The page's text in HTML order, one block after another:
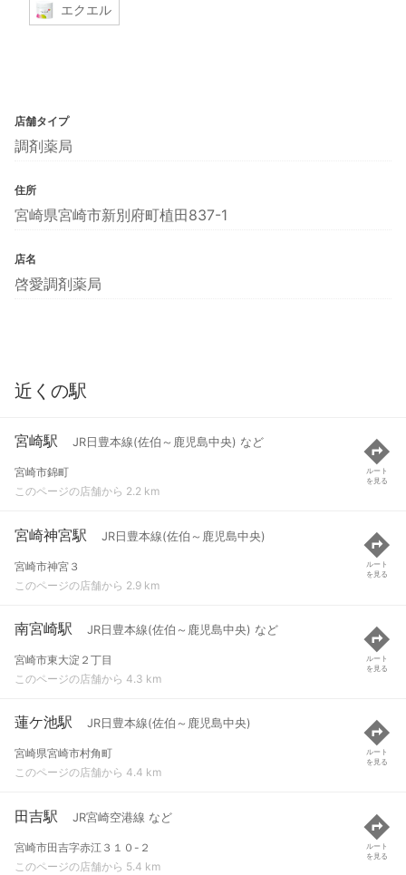
エクエル
店舗タイプ
調剤薬局
住所
宮崎県宮崎市新別府町植田837-1
店名
啓愛調剤薬局
近くの駅
宮崎駅 JR日豊本線(佐伯～鹿児島中央) など
宮崎市錦町
このページの店舗から 2.2 km
ルート
を見る
宮崎神宮駅 JR日豊本線(佐伯～鹿児島中央)
宮崎市神宮３
このページの店舗から 2.9 km
ルート
を見る
南宮崎駅 JR日豊本線(佐伯～鹿児島中央) など
宮崎市東大淀２丁目
このページの店舗から 4.3 km
ルート
を見る
蓮ケ池駅 JR日豊本線(佐伯～鹿児島中央)
宮崎県宮崎市村角町
このページの店舗から 4.4 km
ルート
を見る
田吉駅 JR宮崎空港線 など
宮崎市田吉字赤江３１０-２
このページの店舗から 5.4 km
ルート
を見る